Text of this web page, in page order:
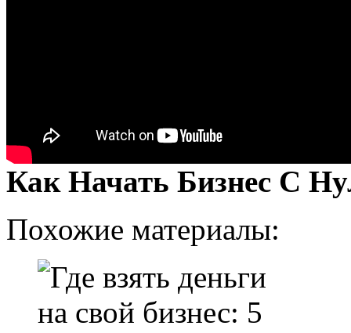
Как Начать Бизнес С
Похожие материалы: